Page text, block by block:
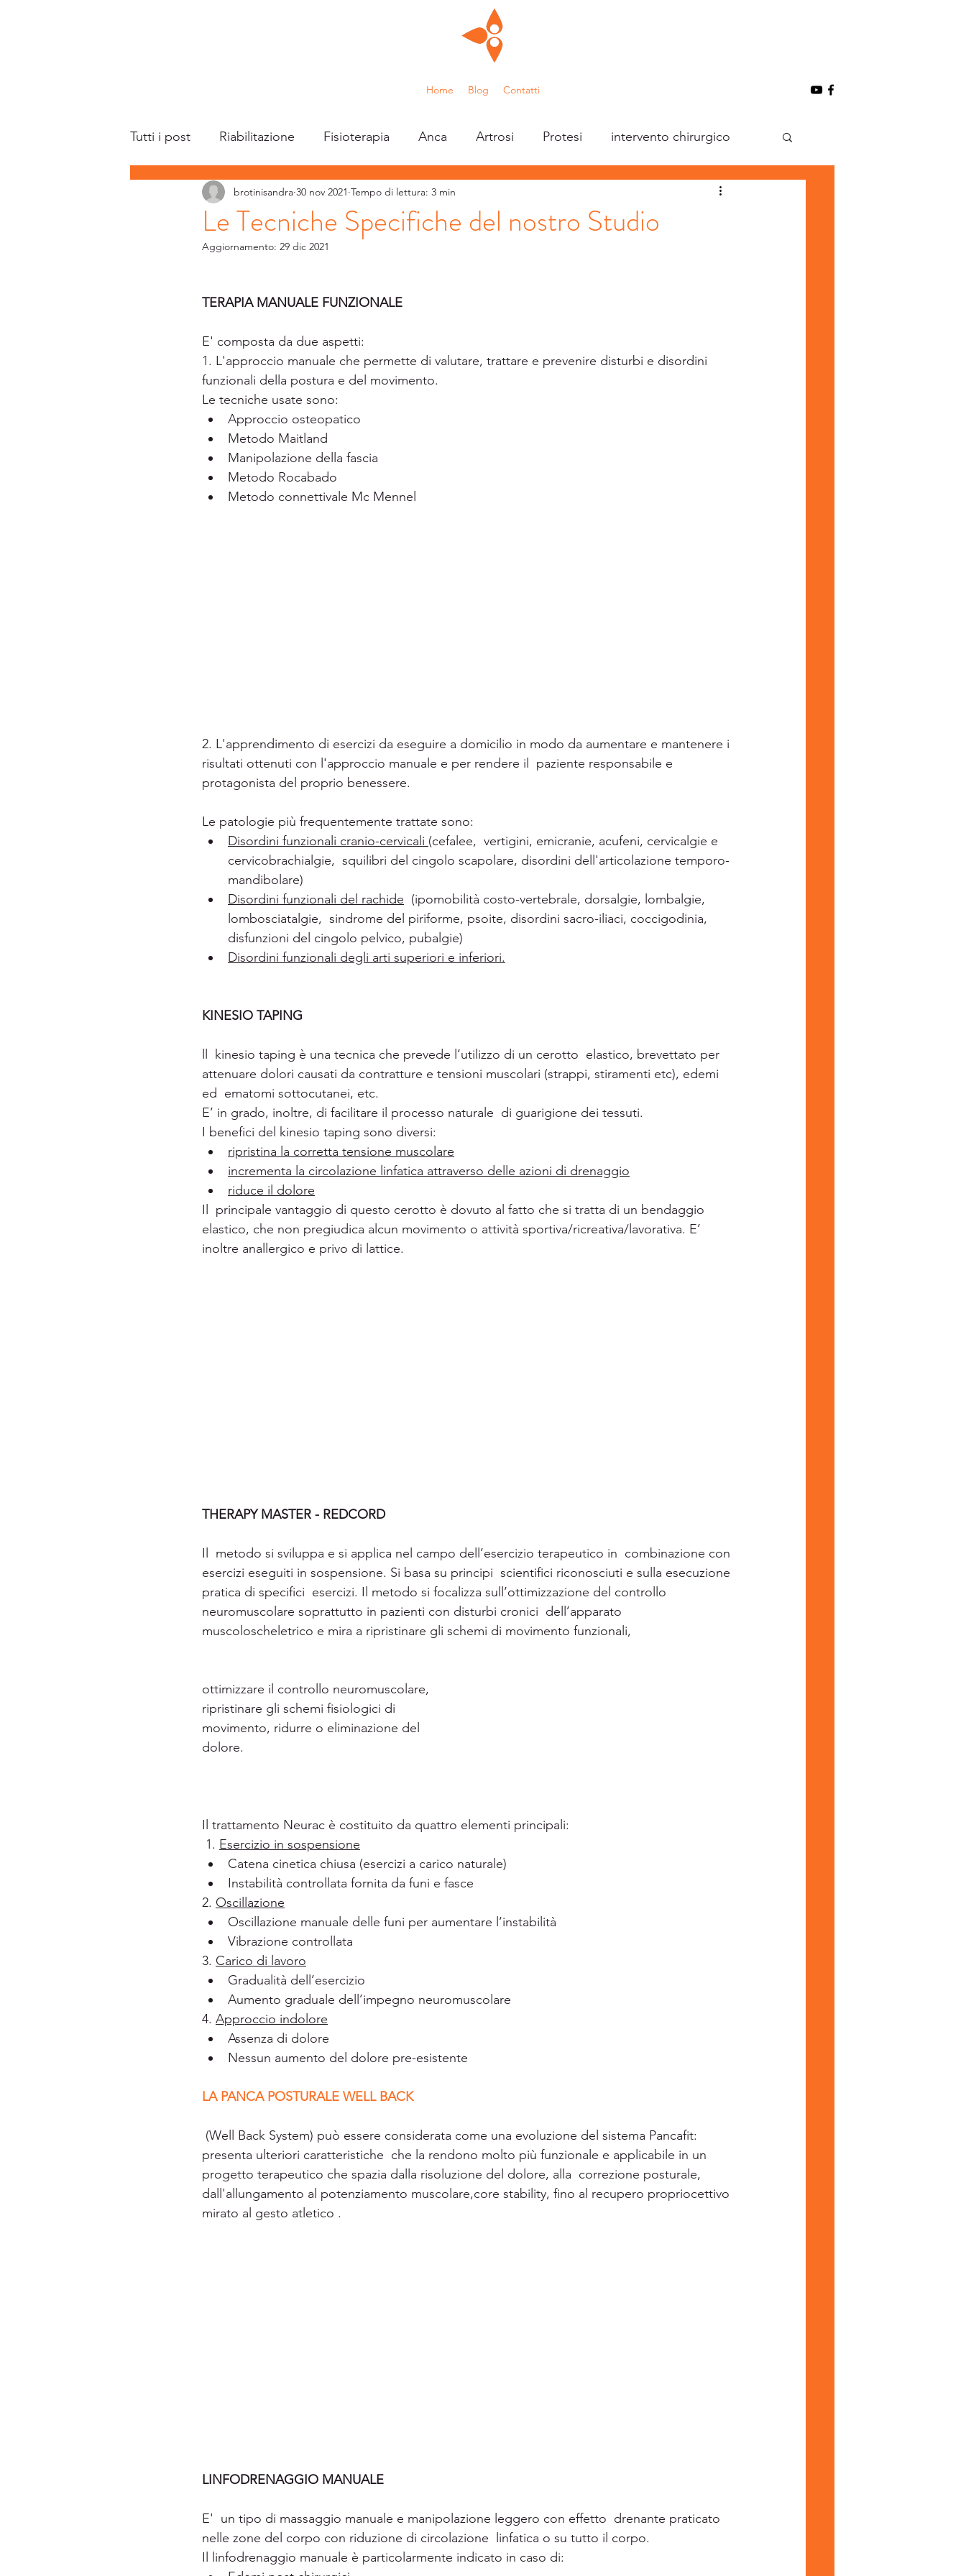
Home Blog Contatti
Tutti i post Riabilitazione Fisioterapia Anca Artrosi Protesi intervento chirurgico
testa del femore Fisio Scoliosi polmonite
Terapia manuale Miofunzionale
lassità legamentosa sport
Fisio Pediatrica Fisio donna Fisio Danza Fisio ATM epicondilite borsite
Le Tecniche Specifiche del nostro Studio
brotinisandra 30 nov 2021 Tempo di lettura: 3 min
Aggiornamento: 29 dic 2021
TERAPIA MANUALE FUNZIONALE
E' composta da due aspetti:
1. L'approccio manuale che permette di valutare, trattare e prevenire disturbi e disordini
funzionali della postura e del movimento.
Le tecniche usate sono:
Approccio osteopatico
Metodo Maitland
Manipolazione della fascia
Metodo Rocabado
Metodo connettivale Mc Mennel
2. L'apprendimento di esercizi da eseguire a domicilio in modo da aumentare e mantenere i
risultati ottenuti con l'approccio manuale e per rendere il  paziente responsabile e
protagonista del proprio benessere.
Le patologie più frequentemente trattate sono:
Disordini funzionali cranio-cervicali (cefalee,  vertigini, emicranie, acufeni, cervicalgie e
cervicobrachialgie,  squilibri del cingolo scapolare, disordini dell'articolazione temporo-
mandibolare)
Disordini funzionali del rachide
  (ipomobilità costo-vertebrale, dorsalgie, lombalgie,
lombosciatalgie,  sindrome del piriforme, psoite, disordini sacro-iliaci, coccigodinia,
disfunzioni del cingolo pelvico, pubalgie)
Disordini funzionali degli arti superiori e inferiori.
KINESIO TAPING
ll  kinesio taping è una tecnica che prevede l’utilizzo di un cerotto  elastico, brevettato per
attenuare dolori causati da contratture e tensioni muscolari (strappi, stiramenti etc), edemi
ed  ematomi sottocutanei, etc.
E’ in grado, inoltre, di facilitare il processo naturale  di guarigione dei tessuti.
I benefici del kinesio taping sono diversi:
ripristina la corretta tensione muscolare
incrementa la circolazione linfatica attraverso delle azioni di drenaggio
riduce il dolore
Il  principale vantaggio di questo cerotto è dovuto al fatto che si tratta di un bendaggio
elastico, che non pregiudica alcun movimento o attività sportiva/ricreativa/lavorativa. E’
inoltre anallergico e privo di lattice.
THERAPY MASTER - REDCORD
Il  metodo si sviluppa e si applica nel campo dell’esercizio terapeutico in  combinazione con
esercizi eseguiti in sospensione. Si basa su principi  scientifici riconosciuti e sulla esecuzione
pratica di specifici  esercizi. Il metodo si focalizza sull’ottimizzazione del controllo
neuromuscolare soprattutto in pazienti con disturbi cronici  dell’apparato
muscoloscheletrico e mira a ripristinare gli schemi di movimento funzionali,
ottimizzare il controllo neuromuscolare,
ripristinare gli schemi fisiologici di
movimento, ridurre o eliminazione del
dolore.
Il trattamento Neurac è costituito da quattro elementi principali:
1. Esercizio in sospensione
Catena cinetica chiusa (esercizi a carico naturale)
Instabilità controllata fornita da funi e fasce
2. Oscillazione
Oscillazione manuale delle funi per aumentare l’instabilità
Vibrazione controllata
3. Carico di lavoro
Gradualità dell’esercizio
Aumento graduale dell’impegno neuromuscolare
4. Approccio indolore
Assenza di dolore
Nessun aumento del dolore pre-esistente
LA PANCA POSTURALE WELL BACK
presenta ulteriori caratteristiche  che la rendono molto più funzionale e applicabile in un
progetto terapeutico che spazia dalla risoluzione del dolore, alla  correzione posturale,
dall'allungamento al potenziamento muscolare,core stability, fino al recupero propriocettivo
mirato al gesto atletico .
LINFODRENAGGIO MANUALE
E'  un tipo di massaggio manuale e manipolazione leggero con effetto  drenante praticato
nelle zone del corpo con riduzione di circolazione  linfatica o su tutto il corpo.
Il linfodrenaggio manuale è particolarmente indicato in caso di: